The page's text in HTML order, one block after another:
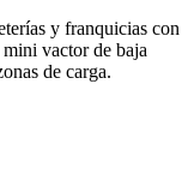
y franquicias con
vactor de baja
de carga.